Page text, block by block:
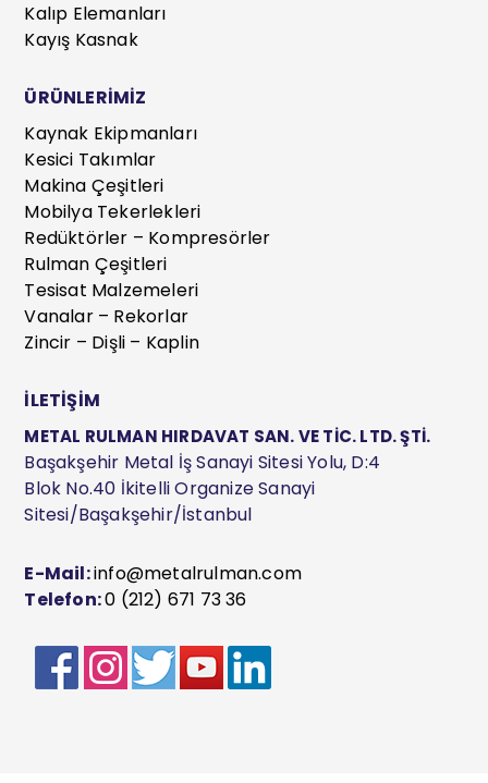
Kalıp Elemanları
Kayış Kasnak
ÜRÜNLERİMİZ
Kaynak Ekipmanları
Kesici Takımlar
Makina Çeşitleri
Mobilya Tekerlekleri
Redüktörler – Kompresörler
Rulman Çeşitleri
Tesisat Malzemeleri
Vanalar – Rekorlar
Zincir – Dişli – Kaplin
İLETİŞİM
METAL RULMAN HIRDAVAT SAN. VE TİC. LTD. ŞTİ.
Başakşehir Metal İş Sanayi Sitesi Yolu, D:4
Blok No.40 İkitelli Organize Sanayi
Sitesi/Başakşehir/İstanbul
E-Mail:info@metalrulman.com
Telefon:0 (212) 671 73 36